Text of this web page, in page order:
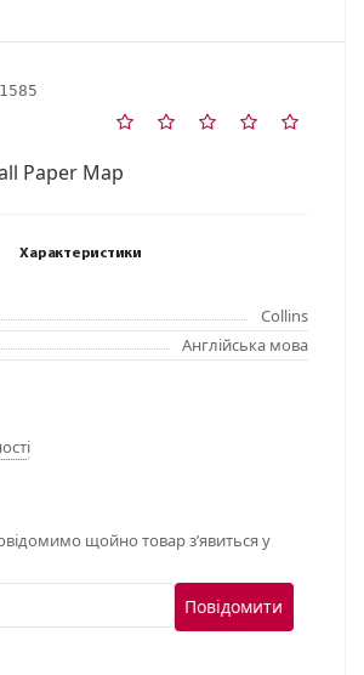
Paper Map
Характеристики
Collins
Англійська мова
щойно товар з’явиться у
Повідомити